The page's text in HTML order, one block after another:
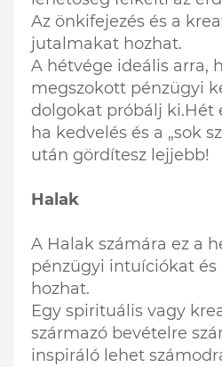
Az önkifejezés és a
jutalmakat hozhat.
A hétvége ideális arra,
megszokott pénzügyi
dolgokat próbálj ki.Hét
ha kedvelés és a „sok
után gördítesz lejjebb!
Halak
A Halak számára ez a
pénzügyi intuíciókat
hozhat.
Egy spirituális vagy
származó bevételre
inspiráló lehet